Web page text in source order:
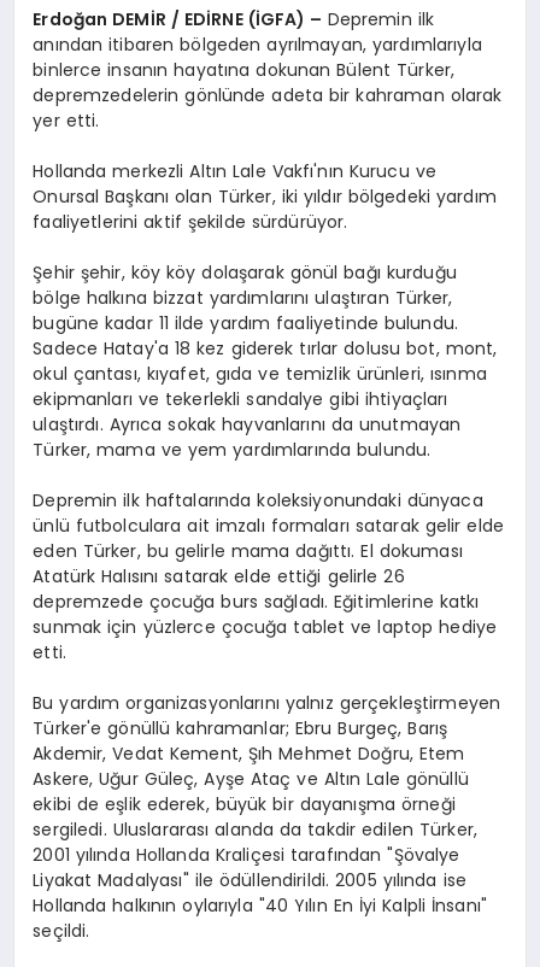
Erdoğan DEMİR / EDİRNE (İGFA) – Depremin ilk
anından itibaren bölgeden ayrılmayan, yardımlarıyla
binlerce insanın hayatına dokunan Bülent Türker,
depremzedelerin gönlünde adeta bir kahraman olarak
yer etti.
Hollanda merkezli Altın Lale Vakfı'nın Kurucu ve
Onursal Başkanı olan Türker, iki yıldır bölgedeki yardım
faaliyetlerini aktif şekilde sürdürüyor.
Şehir şehir, köy köy dolaşarak gönül bağı kurduğu
bölge halkına bizzat yardımlarını ulaştıran Türker,
bugüne kadar 11 ilde yardım faaliyetinde bulundu.
Sadece Hatay'a 18 kez giderek tırlar dolusu bot, mont,
okul çantası, kıyafet, gıda ve temizlik ürünleri, ısınma
ekipmanları ve tekerlekli sandalye gibi ihtiyaçları
ulaştırdı. Ayrıca sokak hayvanlarını da unutmayan
Türker, mama ve yem yardımlarında bulundu.
Depremin ilk haftalarında koleksiyonundaki dünyaca
ünlü futbolculara ait imzalı formaları satarak gelir elde
eden Türker, bu gelirle mama dağıttı. El dokuması
Atatürk Halısını satarak elde ettiği gelirle 26
depremzede çocuğa burs sağladı. Eğitimlerine katkı
sunmak için yüzlerce çocuğa tablet ve laptop hediye
etti.
Bu yardım organizasyonlarını yalnız gerçekleştirmeyen
Türker'e gönüllü kahramanlar; Ebru Burgeç, Barış
Akdemir, Vedat Kement, Şıh Mehmet Doğru, Etem
Askere, Uğur Güleç, Ayşe Ataç ve Altın Lale gönüllü
ekibi de eşlik ederek, büyük bir dayanışma örneği
sergiledi. Uluslararası alanda da takdir edilen Türker,
2001 yılında Hollanda Kraliçesi tarafından "Şövalye
Liyakat Madalyası" ile ödüllendirildi. 2005 yılında ise
Hollanda halkının oylarıyla "40 Yılın En İyi Kalpli İnsanı"
seçildi.